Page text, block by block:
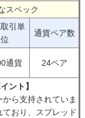
スペック
引単
位
通貨ペア数
通貨 24ペア
ント】
ら支持されていま
おり、スプレッド